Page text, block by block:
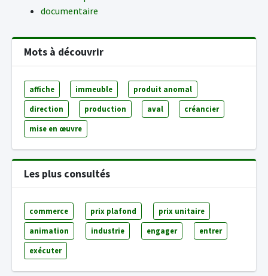
documentaire
Mots à découvrir
affiche immeuble produit anomal
direction production aval créancier
mise en œuvre
Les plus consultés
commerce prix plafond prix unitaire
animation industrie engager entrer
exécuter